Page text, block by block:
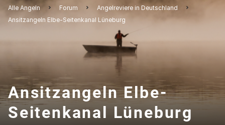
Alle Angeln Forum
Angelreviere in Deutschland
Ansitzangeln Elbe-Seitenkanal Lüneburg
Ansitzangeln Elbe-
Seitenkanal Lüneburg